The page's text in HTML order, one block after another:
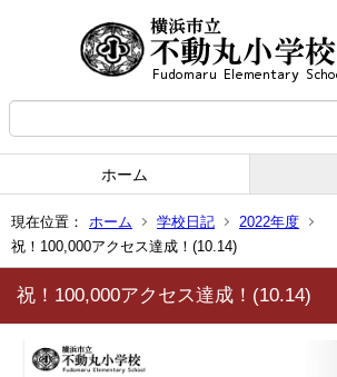
ホーム
現在位置： ホーム 学校日記
2022年度
祝！100,000アクセス達成！(10.14)
祝！100,000アクセス達成！(10.14)